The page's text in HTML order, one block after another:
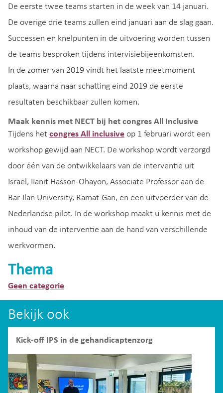
De eerste twee teams starten in de week van 14 januari.
De overige drie teams zullen eind januari aan de slag gaan.
Successen en knelpunten in de uitvoering worden tussen
de teams besproken tijdens intervisiebijeenkomsten.
In de zomer van 2019 vindt het laatste meetmoment
plaats, waarna naar schatting eind 2019 de eerste
resultaten beschikbaar zullen komen.
Maak kennis met NECT bij het congres All Inclusive
Tijdens het congres All inclusive op 1 februari wordt een
workshop gewijd aan NECT. De workshop wordt verzorgd
door één van de ontwikkelaars van de interventie uit
Israël, IIanit Hasson-Ohayon, Associate Professor aan de
Bar-Ilan University, Ramat-Gan, en een uitvoerder van de
Nederlandse pilot. In de workshop maakt u kennis met de
inhoud van de interventie aan de hand van verschillende
werkvormen.
Thema
Geen categorie
Bekijk ook
Kick-off IPS in de gehandicaptenzorg